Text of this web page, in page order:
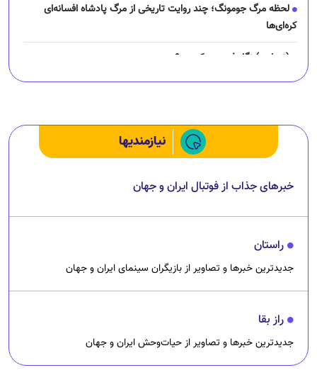
لحظه مرگ جومونگ؛ چند روایت تاریخی از مرگ پادشاه افسانه‌ای
کره‌ای‌ها
(تصاویر) نگار فرهمند کیست؟
نیازمندیها
خبرهای جذاب از فوتبال ایران و جهان
راستان
جدیدترین خبرها و تصاویر از بازیگران سینمای ایران و جهان
راز بقا
جدیدترین خبرها و تصاویر از حیات‌وحش ایران و جهان